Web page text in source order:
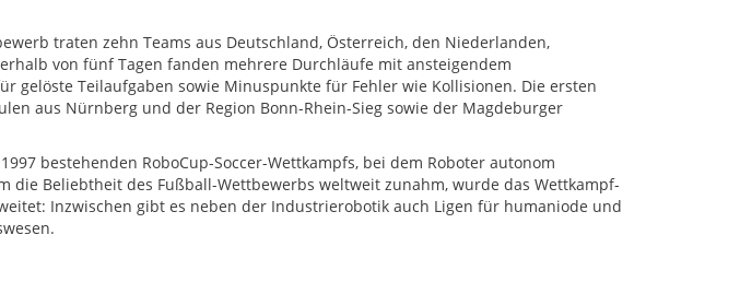
traten zehn Teams aus Deutschland, Österreich, den Niederlanden,
von fünf Tagen fanden mehrere Durchläufe mit ansteigendem
gelöste Teilaufgaben sowie Minuspunkte für Fehler wie Kollisionen. Die ersten
aus Nürnberg und der Region Bonn-Rhein-Sieg sowie der Magdeburger
bestehenden RoboCup-Soccer-Wettkampfs, bei dem Roboter autonom
die Beliebtheit des Fußball-Wettbewerbs weltweit zunahm, wurde das Wettkampf-
Inzwischen gibt es neben der Industrierobotik auch Ligen für humaniode und